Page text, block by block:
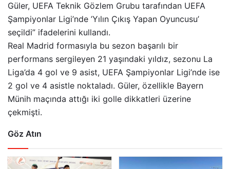
Güler, UEFA Teknik Gözlem Grubu tarafından UEFA
Şampiyonlar Ligi’nde ’Yılın Çıkış Yapan Oyuncusu’
seçildi” ifadelerini kullandı.
Real Madrid formasıyla bu sezon başarılı bir
performans sergileyen 21 yaşındaki yıldız, sezonu La
Liga’da 4 gol ve 9 asist, UEFA Şampiyonlar Ligi’nde ise
2 gol ve 4 asistle noktaladı. Güler, özellikle Bayern
Münih maçında attığı iki golle dikkatleri üzerine
çekmişti.
Göz Atın